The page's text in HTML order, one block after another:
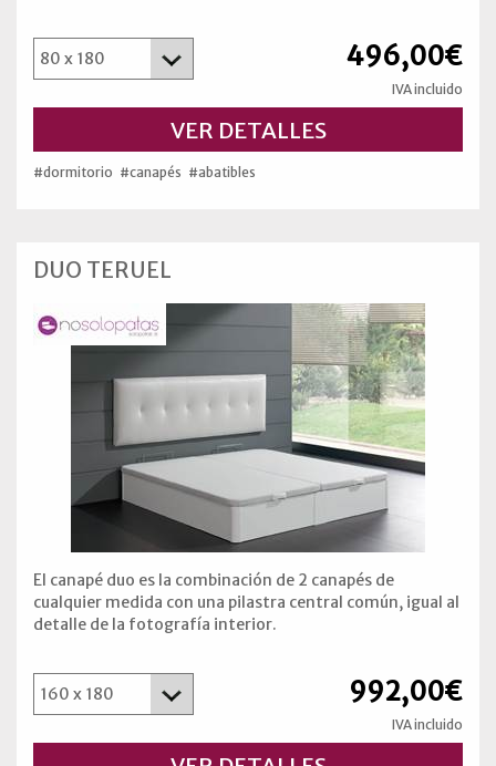
496,00€
IVA incluido
VER DETALLES
#dormitorio #canapés #abatibles
DUO TERUEL
El canapé duo es la combinación de 2 canapés de
cualquier medida con una pilastra central común, igual al
detalle de la fotografía interior.
992,00€
IVA incluido